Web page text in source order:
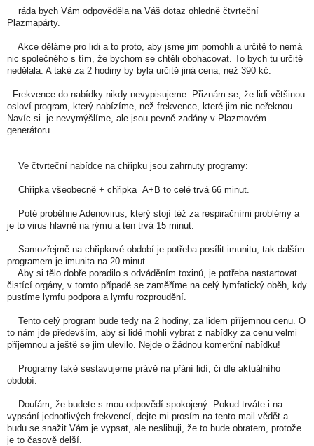
ráda bych Vám odpověděla na Váš dotaz ohledně čtvrteční
Plazmapárty.
Akce děláme pro lidi a to proto, aby jsme jim pomohli a určitě to nemá
nic společného s tím, že bychom se chtěli obohacovat. To bych tu určitě
nedělala. A také za 2 hodiny by byla určitě jiná cena, než 390 kč.
Frekvence do nabídky nikdy nevypisujeme. Přiznám se, že lidi většinou
osloví program, který nabízíme, než frekvence, které jim nic neřeknou.
Navíc si je nevymýšlíme, ale jsou pevně zadány v Plazmovém
generátoru.
Ve čtvrteční nabídce na chřipku jsou zahrnuty programy:
Chřipka všeobecně + chřipka A+B to celé trvá 66 minut.
Poté proběhne Adenovirus, který stojí též za respiračními problémy a
je to virus hlavně na rýmu a ten trvá 15 minut.
Samozřejmě na chřipkové období je potřeba posílit imunitu, tak dalším
programem je imunita na 20 minut.
Aby si tělo dobře poradilo s odváděním toxinů, je potřeba nastartovat
čistící orgány, v tomto případě se zaměříme na celý lymfatický oběh, kdy
pustíme lymfu podpora a lymfu rozproudění.
Tento celý program bude tedy na 2 hodiny, za lidem příjemnou cenu. O
to nám jde především, aby si lidé mohli vybrat z nabídky za cenu velmi
příjemnou a ještě se jim ulevilo. Nejde o žádnou komerční nabídku!
Programy také sestavujeme právě na přání lidí, či dle aktuálního
období.
Doufám, že budete s mou odpovědí spokojený. Pokud trváte i na
vypsání jednotlivých frekvencí, dejte mi prosím na tento mail vědět a
budu se snažit Vám je vypsat, ale neslibuji, že to bude obratem, protože
je to časově delší.